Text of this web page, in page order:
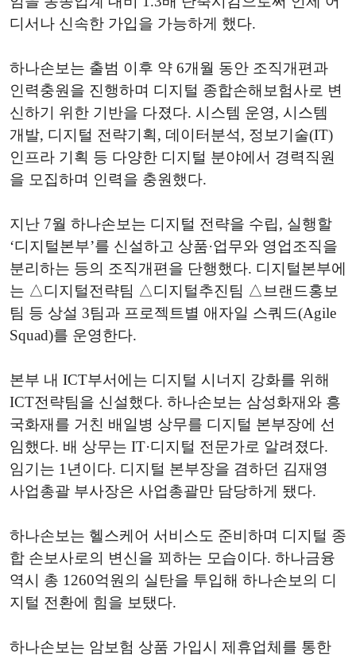
디서나 신속한 가입을 가능하게 했다.
하나손보는 출범 이후 약 6개월 동안 조직개편과
인력충원을 진행하며 디지털 종합손해보험사로 변
신하기 위한 기반을 다졌다. 시스템 운영, 시스템
개발, 디지털 전략기획, 데이터분석, 정보기술(IT)
인프라 기획 등 다양한 디지털 분야에서 경력직원
을 모집하며 인력을 충원했다.
지난 7월 하나손보는 디지털 전략을 수립, 실행할
‘디지털본부’를 신설하고 상품·업무와 영업조직을
분리하는 등의 조직개편을 단행했다. 디지털본부에
는 △디지털전략팀 △디지털추진팀 △브랜드홍보
팀 등 상설 3팀과 프로젝트별 애자일 스쿼드(Agile
Squad)를 운영한다.
본부 내 ICT부서에는 디지털 시너지 강화를 위해
ICT전략팀을 신설했다. 하나손보는 삼성화재와 흥
국화재를 거친 배일병 상무를 디지털 본부장에 선
임했다. 배 상무는 IT·디지털 전문가로 알려졌다.
임기는 1년이다. 디지털 본부장을 겸하던 김재영
사업총괄 부사장은 사업총괄만 담당하게 됐다.
하나손보는 헬스케어 서비스도 준비하며 디지털 종
합 손보사로의 변신을 꾀하는 모습이다. 하나금융
역시 총 1260억원의 실탄을 투입해 하나손보의 디
지털 전환에 힘을 보탰다.
하나손보는 암보험 상품 가입시 제휴업체를 통한